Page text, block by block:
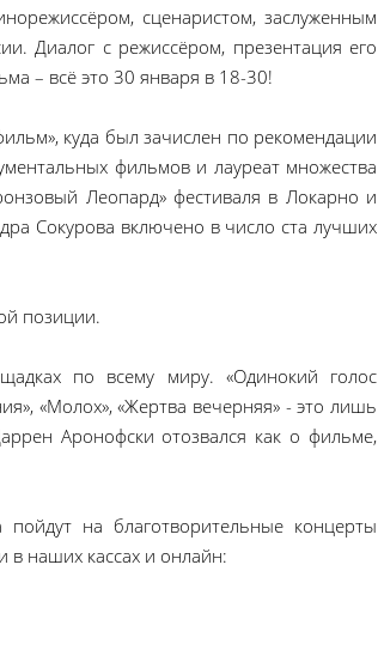
сценаристом, заслуженным
Диалог с режиссёром, презентация его
– всё это 30 января в 18-30!
куда был зачислен по рекомендации
фильмов и лауреат множества
Леопард» фестиваля в Локарно и
Сокурова включено в число ста лучших
позиции.
по всему миру. «Одинокий голос
«Молох», «Жертва вечерняя» - это лишь
Аронофски отозвался как о фильме,
на благотворительные концерты
наших кассах и онлайн: